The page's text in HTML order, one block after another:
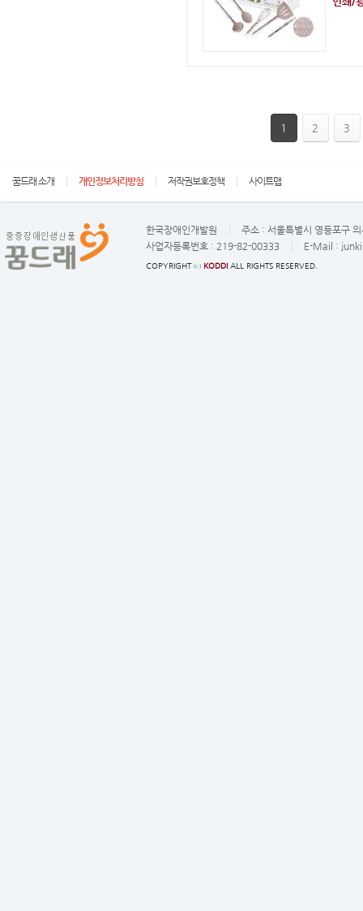
1 2 3
꿈드래 소개 개인정보처리방침 저작권보호정책 사이트맵
한국장애인개발원 주소 : 서울특별시 영등포구
사업자등록번호 : 219-82-00333 E-Mail :
COPYRIGHT ⓒ KODDI ALL RIGHTS RESERVED.